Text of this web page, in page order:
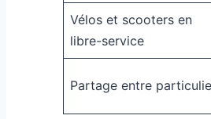
Vélos et scooters en
libre-service
Partage entre